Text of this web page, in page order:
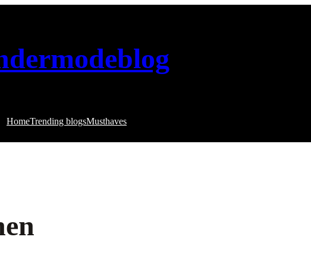
HomeTrending blogsMusthaves